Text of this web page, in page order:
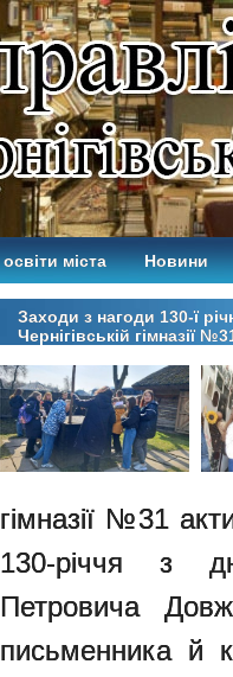
міста Новини
Заходи з нагоди 130-ї
Чернігівській гімназії
гімназії №31
130-річчя з
Петровича
письменника й